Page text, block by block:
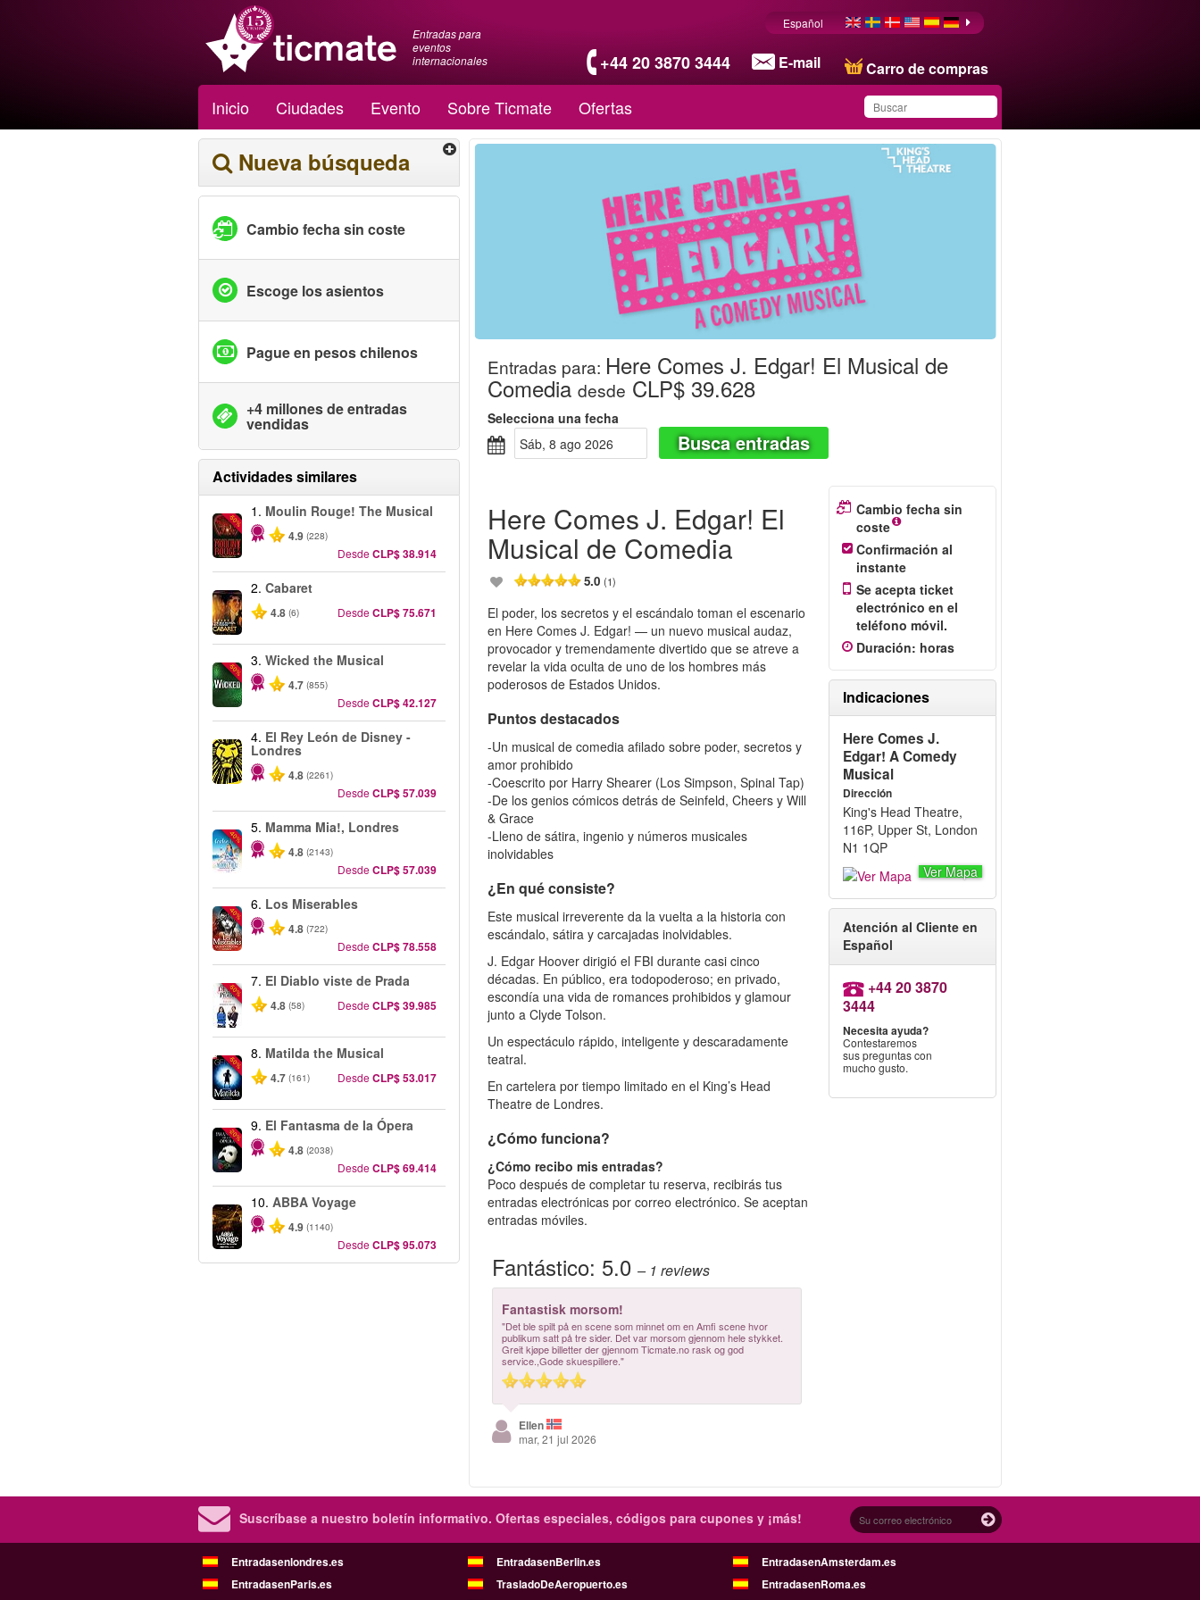
Entradas para
eventos
internacionales
+44 20 3870 3444 E-mail Carro de compras
Español
Inicio Ciudades Evento Sobre Ticmate Ofertas
Ha guardado este
producto en su lista
Nueva búsqueda
Cambio fecha sin coste
Escoge los asientos
Pague en pesos chilenos
+4 millones de entradas
vendidas
Actividades similares
-50%
1. Moulin Rouge! The Musical
4.9 (228)
DesdeCLP$ 38.914
2. Cabaret
4.8 (6) DesdeCLP$ 75.671
-50%
3. Wicked the Musical
4.7 (855)
DesdeCLP$ 42.127
4. El Rey León de Disney -
Londres
4.8 (2261)
DesdeCLP$ 57.039
-40%
5. Mamma Mia!, Londres
4.8 (2143)
DesdeCLP$ 57.039
-40%
6. Los Miserables
4.8 (722)
DesdeCLP$ 78.558
-50%
7. El Diablo viste de Prada
4.8 (58) DesdeCLP$ 39.985
-50%
8. Matilda the Musical
4.7 (161) DesdeCLP$ 53.017
-20%
9. El Fantasma de la Ópera
4.8 (2038)
DesdeCLP$ 69.414
10. ABBA Voyage
4.9 (1140)
DesdeCLP$ 95.073
Entradas para: Here Comes J. Edgar! El Musical de
Comedia desde CLP$ 39.628
Selecciona una fecha
sáb, 8 ago 2026
Busca entradas
Here Comes J. Edgar! El
Musical de Comedia
5.0(1)
El poder, los secretos y el escándalo toman el escenario
en Here Comes J. Edgar! — un nuevo musical audaz,
provocador y tremendamente divertido que se atreve a
revelar la vida oculta de uno de los hombres más
poderosos de Estados Unidos.
Puntos destacados
-Un musical de comedia afilado sobre poder, secretos y
amor prohibido
-Coescrito por Harry Shearer (Los Simpson, Spinal Tap)
-De los genios cómicos detrás de Seinfeld, Cheers y Will
& Grace
-Lleno de sátira, ingenio y números musicales
inolvidables
¿En qué consiste?
Este musical irreverente da la vuelta a la historia con
escándalo, sátira y carcajadas inolvidables.
J. Edgar Hoover dirigió el FBI durante casi cinco
décadas. En público, era todopoderoso; en privado,
escondía una vida de romances prohibidos y glamour
junto a Clyde Tolson.
Un espectáculo rápido, inteligente y descaradamente
teatral.
En cartelera por tiempo limitado en el King’s Head
Theatre de Londres.
¿Cómo funciona?
¿Cómo recibo mis entradas?
Poco después de completar tu reserva, recibirás tus
entradas electrónicas por correo electrónico. Se aceptan
entradas móviles.
Fantástico: 5.0– 1reviews
Fantastisk morsom!
"Det ble spilt på en scene som minnet om en Amfi scene hvor
publikum satt på tre sider. Det var morsom gjennom hele stykket.
Greit kjøpe billetter der gjennom Ticmate.no rask og god
service.,Gode skuespillere."
Ellen
mar, 21 jul 2026
Cambio fecha sin
coste
Confirmación al
instante
Se acepta ticket
electrónico en el
teléfono móvil.
Duración: horas
Indicaciones
Here Comes J.
Edgar! A Comedy
Musical
Dirección
King's Head Theatre,
116P, Upper St, London
N1 1QP
Ver Mapa
Atención al Cliente en
Español
+44 20 3870
3444
Necesita ayuda?
Contestaremos
sus preguntas con
mucho gusto.
Suscríbase a nuestro boletín informativo. Ofertas especiales, códigos para cupones y ¡más!
Entradasenlondres.es EntradasenBerlin.es
EntradasenAmsterdam.es
EntradasenParis.es
TrasladoDeAeropuerto.es
EntradasenRoma.es